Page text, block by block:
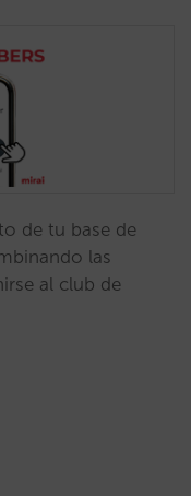
de tu base de
las
al club de